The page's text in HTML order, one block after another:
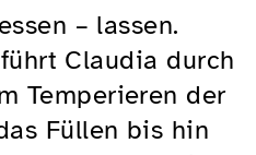
– lassen.
Claudia durch
Temperieren der
Füllen bis hin